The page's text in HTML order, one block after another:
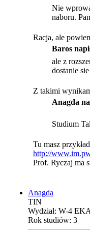
Nie
naboru.
Racja, ale
Baros
ale z
dostanie
Z takimi
Anagda
Studium
Tu masz
http://
Prof. Ryczaj ma
Anagda
TIN
Wydział: W-4 EKA
Rok studiów: 3